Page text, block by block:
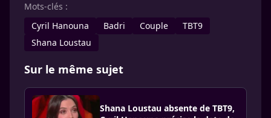
Mots-clés :
Cyril Hanouna
Badri Couple
TBT9
Shana Loustau
Sur le même sujet
Shana Loustau absente de TBT9,